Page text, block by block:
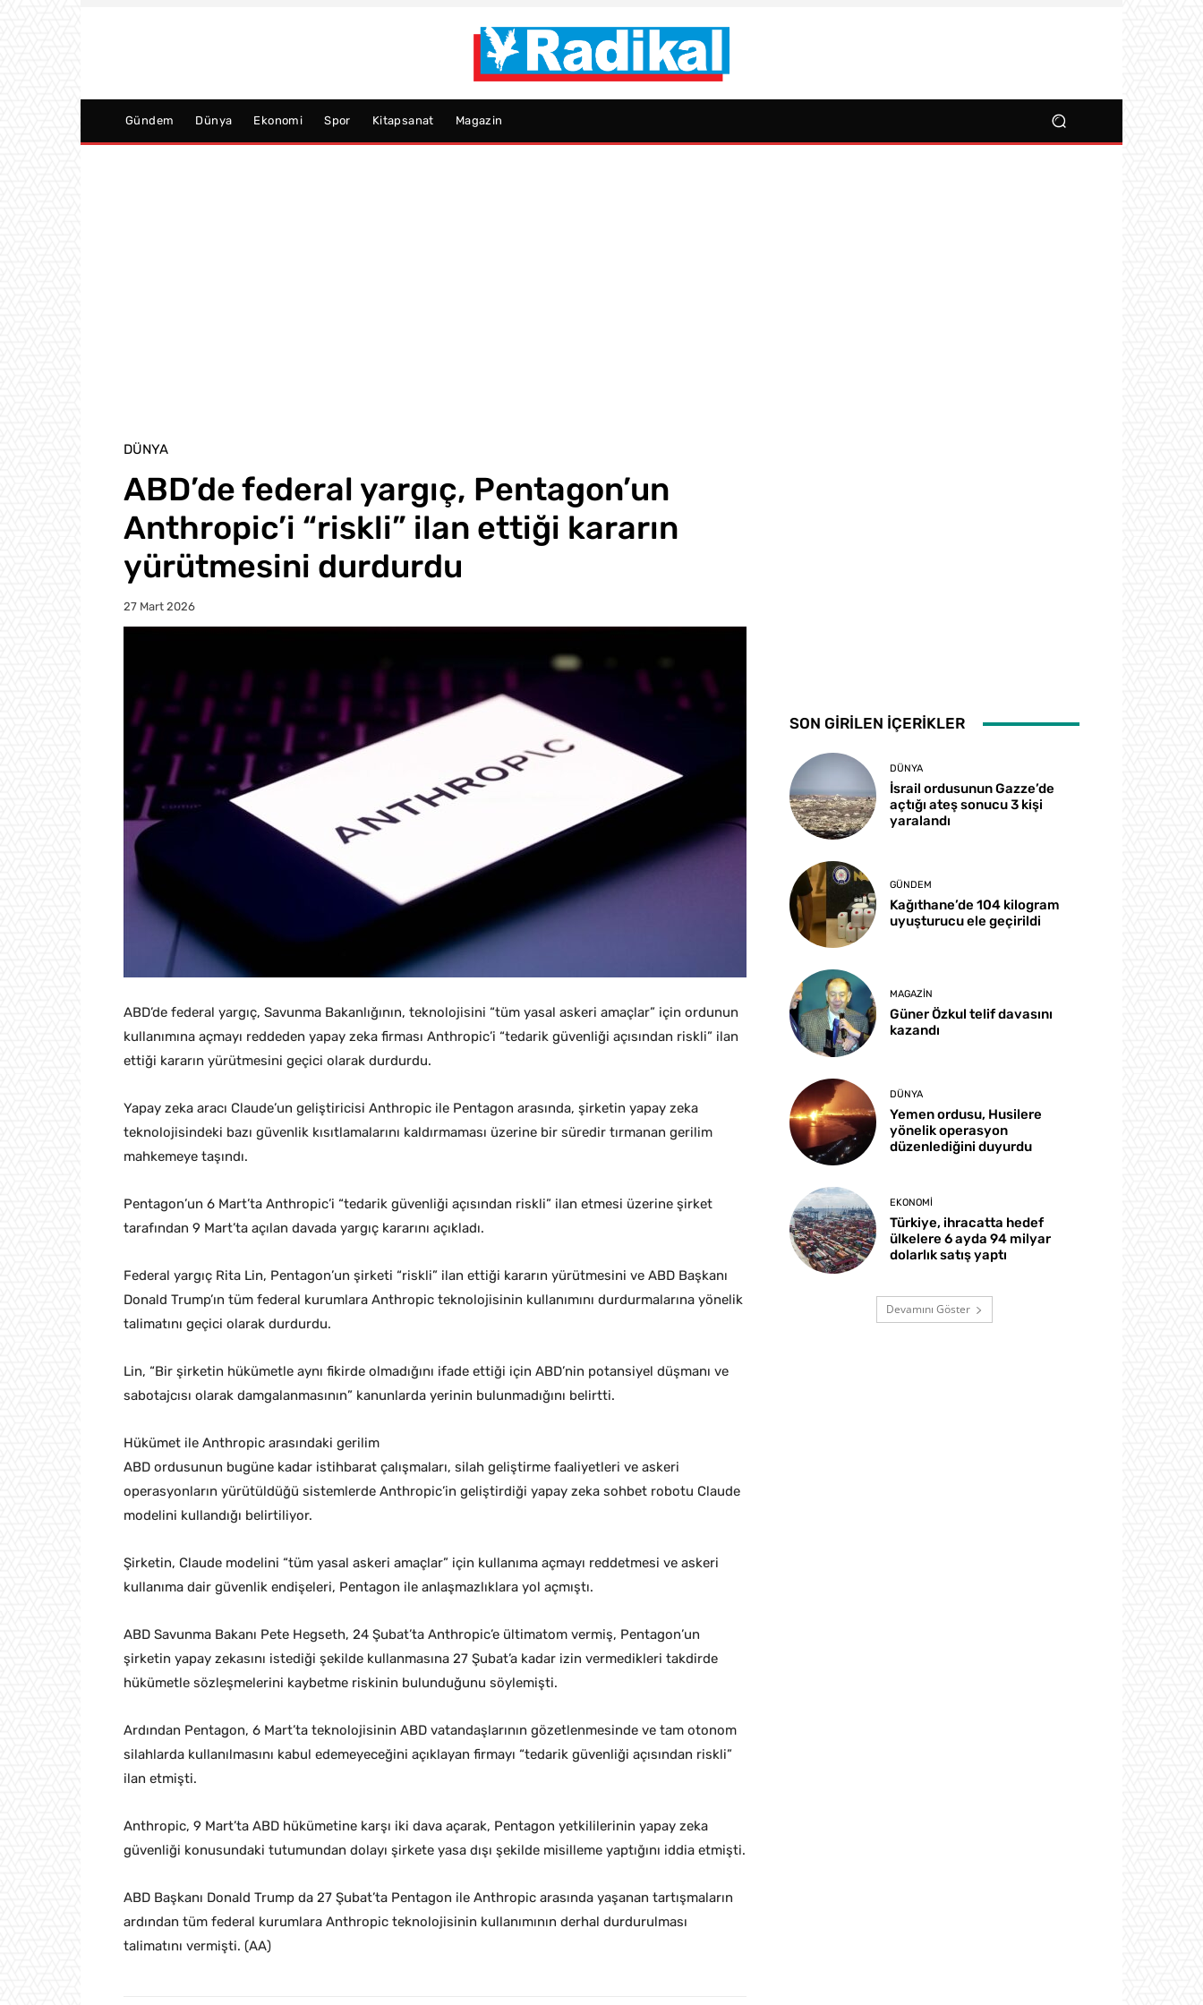
Gündem Dünya Ekonomi Spor Kitapsanat Magazin
DÜNYA
ABD’de federal yargıç, Pentagon’un
Anthropic’i “riskli” ilan ettiği kararın
yürütmesini durdurdu
27 Mart 2026
ABD’de federal yargıç, Savunma Bakanlığının, teknolojisini “tüm yasal askeri amaçlar” için ordunun
kullanımına açmayı reddeden yapay zeka firması Anthropic’i “tedarik güvenliği açısından riskli” ilan
ettiği kararın yürütmesini geçici olarak durdurdu.
Yapay zeka aracı Claude’un geliştiricisi Anthropic ile Pentagon arasında, şirketin yapay zeka
teknolojisindeki bazı güvenlik kısıtlamalarını kaldırmaması üzerine bir süredir tırmanan gerilim
mahkemeye taşındı.
Pentagon’un 6 Mart’ta Anthropic’i “tedarik güvenliği açısından riskli” ilan etmesi üzerine şirket
tarafından 9 Mart’ta açılan davada yargıç kararını açıkladı.
Federal yargıç Rita Lin, Pentagon’un şirketi “riskli” ilan ettiği kararın yürütmesini ve ABD Başkanı
Donald Trump’ın tüm federal kurumlara Anthropic teknolojisinin kullanımını durdurmalarına yönelik
talimatını geçici olarak durdurdu.
Lin, “Bir şirketin hükümetle aynı fikirde olmadığını ifade ettiği için ABD’nin potansiyel düşmanı ve
sabotajcısı olarak damgalanmasının” kanunlarda yerinin bulunmadığını belirtti.
Hükümet ile Anthropic arasındaki gerilim
ABD ordusunun bugüne kadar istihbarat çalışmaları, silah geliştirme faaliyetleri ve askeri
operasyonların yürütüldüğü sistemlerde Anthropic’in geliştirdiği yapay zeka sohbet robotu Claude
modelini kullandığı belirtiliyor.
Şirketin, Claude modelini “tüm yasal askeri amaçlar” için kullanıma açmayı reddetmesi ve askeri
kullanıma dair güvenlik endişeleri, Pentagon ile anlaşmazlıklara yol açmıştı.
ABD Savunma Bakanı Pete Hegseth, 24 Şubat’ta Anthropic’e ültimatom vermiş, Pentagon’un
şirketin yapay zekasını istediği şekilde kullanmasına 27 Şubat’a kadar izin vermedikleri takdirde
hükümetle sözleşmelerini kaybetme riskinin bulunduğunu söylemişti.
Ardından Pentagon, 6 Mart’ta teknolojisinin ABD vatandaşlarının gözetlenmesinde ve tam otonom
silahlarda kullanılmasını kabul edemeyeceğini açıklayan firmayı “tedarik güvenliği açısından riskli”
ilan etmişti.
Anthropic, 9 Mart’ta ABD hükümetine karşı iki dava açarak, Pentagon yetkililerinin yapay zeka
güvenliği konusundaki tutumundan dolayı şirkete yasa dışı şekilde misilleme yaptığını iddia etmişti.
ABD Başkanı Donald Trump da 27 Şubat’ta Pentagon ile Anthropic arasında yaşanan tartışmaların
ardından tüm federal kurumlara Anthropic teknolojisinin kullanımının derhal durdurulması
talimatını vermişti. (AA)
SON GİRİLEN İÇERİKLER
DÜNYA
İsrail ordusunun Gazze’de
açtığı ateş sonucu 3 kişi
yaralandı
GÜNDEM
Kağıthane’de 104 kilogram
uyuşturucu ele geçirildi
MAGAZIN
Güner Özkul telif davasını
kazandı
DÜNYA
Yemen ordusu, Husilere
yönelik operasyon
düzenlediğini duyurdu
EKONOMI
Türkiye, ihracatta hedef
ülkelere 6 ayda 94 milyar
dolarlık satış yaptı
Devamını Göster